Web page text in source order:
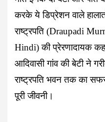
करके ये डिप्रेशन वाले
राष्ट्रपति (Draupadi
Hindi) की प्रेरणादायक
आदिवासी गांव की बेटी ने
राष्ट्रपति भवन तक का
पूरी जीवनी।